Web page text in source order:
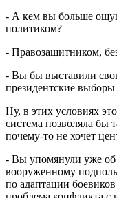
- А кем вы больше
политиком?
- Правозащитником,
- Вы бы выставили
президентские
Ну, в этих условиях
система позволяла бы
почему-то не хочет
- Вы упомянули уже об
вооруженному
по адаптации